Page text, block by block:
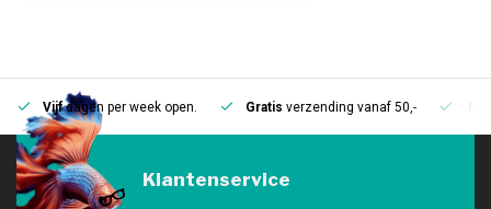
Vijfdagen per week open. Gratis verzending vanaf 50,-
Klantenservice